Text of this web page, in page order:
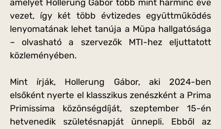
amelyet Hollerung Gábor több mint harminc éve
vezet, így két több évtizedes együttműködés
lenyomatának lehet tanúja a Müpa hallgatósága
– olvasható a szervezők MTI-hez eljuttatott
közleményében.
Mint írják, Hollerung Gábor, aki 2024-ben
elsőként nyerte el klasszikus zenészként a Prima
Primissima közönségdíját, szeptember 15-én
hetvenedik születésnapját ünnepli. Ebből az